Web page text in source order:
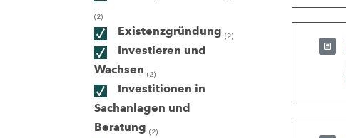
(2)
Existenzgründung (2)
Investieren und
Wachsen (2)
Investitionen in
Sachanlagen und
Beratung (2)